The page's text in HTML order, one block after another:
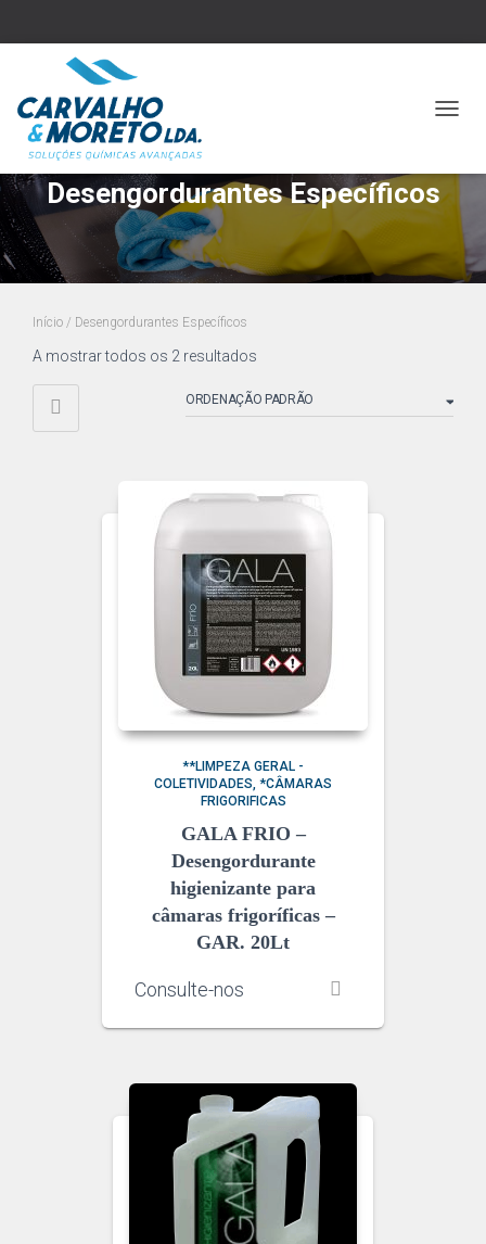
Desengordurantes Específicos
Início / Desengordurantes Específicos
A mostrar todos os 2 resultados
**LIMPEZA GERAL -
COLETIVIDADES *CÂMARAS
FRIGORIFICAS
GALA FRIO –
Desengordurante
higienizante para
câmaras frigoríficas –
GAR. 20Lt
Consulte-nos